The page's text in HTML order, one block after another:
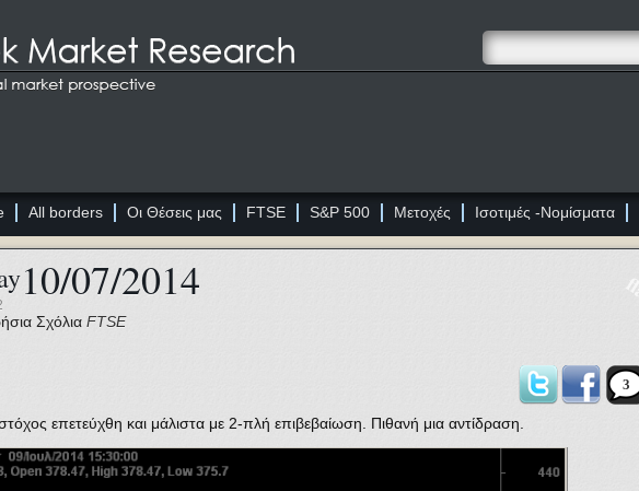
All borders Οι Θέσεις μας FTSE S&P 500 Μετοχές Ισοτιμές -Νομίσματα
10/07/2014
Σχόλια FTSE
3
επετεύχθη και μάλιστα με 2-πλή επιβεβαίωση. Πιθανή μια αντίδραση.